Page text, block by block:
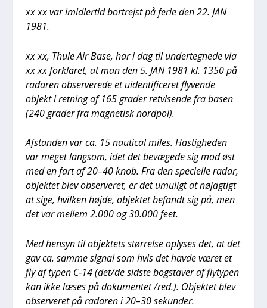
xx xx var imid­ler­tid bort­rejst på ferie den 22. JAN
1981.
xx xx, Thu­le Air Base, har i dag til under­teg­ne­de via
xx xx for­kla­ret, at man den 5. JAN 1981 kl. 1350 på
rada­ren obser­ve­re­de et uiden­ti­fi­ce­ret fly­ven­de
objekt i ret­ning af 165 gra­der ret­vi­sen­de fra basen
(240 gra­der fra mag­ne­tisk nord­pol).
Afstan­den var ca. 15 nau­ti­cal miles. Hastig­he­den
var meget lang­som, idet det bevæ­ge­de sig mod øst
med en fart af 20–40 knob. Fra den spe­ci­el­le radar,
objek­tet blev obser­ve­ret, er det umu­ligt at nøj­ag­tigt
at sige, hvil­ken høj­de, objek­tet befandt sig på, men
det var mel­lem 2.000 og 30.000 feet.
Med hen­syn til objek­tets stør­rel­se oply­ses det, at det
gav ca. sam­me sig­nal som hvis det hav­de været et
fly af typen C‑14 (det/de sid­ste bog­sta­ver af fly­ty­pen
kan ikke læses på doku­men­tet /red.). Objek­tet blev
obser­ve­ret på rada­ren i 20–30 sekun­der.